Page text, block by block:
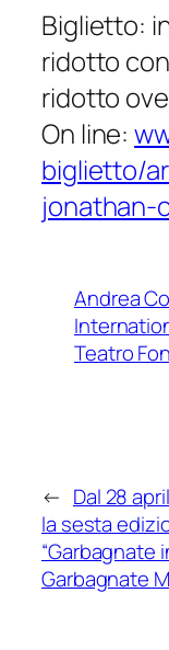
Biglietto:
ridotto
ridotto
On line:
biglietto/
jonathan-
Andrea
Teatro
← Dal 28
la sesta
“Garbagnate
Garbagnate